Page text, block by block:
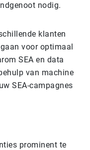
nodig.
klanten
voor optimaal
SEA en data
van machine
SEA-campagnes
prominent te